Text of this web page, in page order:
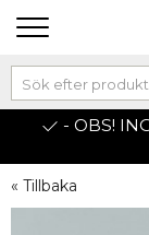
- OBS!
« Tillbaka